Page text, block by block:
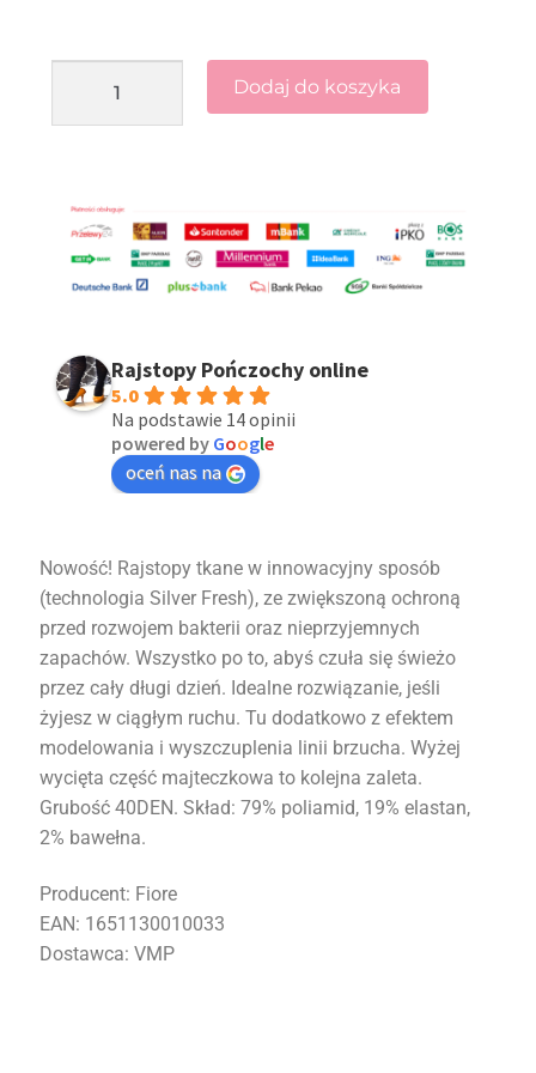
Dodaj do koszyka
Rajstopy Pończochy online
5.0
Na podstawie 14 opinii
powered by Google
oceń nas na
Nowość! Rajstopy tkane w innowacyjny sposób
(technologia Silver Fresh), ze zwiększoną ochroną
przed rozwojem bakterii oraz nieprzyjemnych
zapachów. Wszystko po to, abyś czuła się świeżo
przez cały długi dzień. Idealne rozwiązanie, jeśli
żyjesz w ciągłym ruchu. Tu dodatkowo z efektem
modelowania i wyszczuplenia linii brzucha. Wyżej
wycięta część majteczkowa to kolejna zaleta.
Grubość 40DEN. Skład: 79% poliamid, 19% elastan,
2% bawełna.
Producent: Fiore
EAN: 1651130010033
Dostawca: VMP